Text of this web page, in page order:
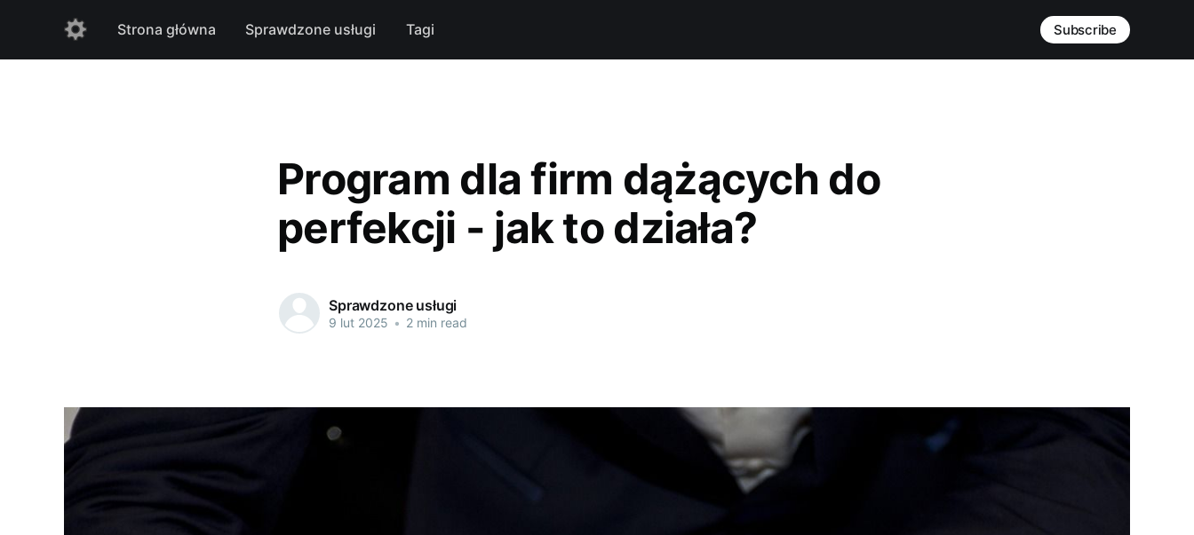
Strona główna Sprawdzone usługi Tagi Subscribe
Program dla firm dążących do
perfekcji - jak to działa?
Sprawdzone usługi
9 lut 2025 • 2 min read